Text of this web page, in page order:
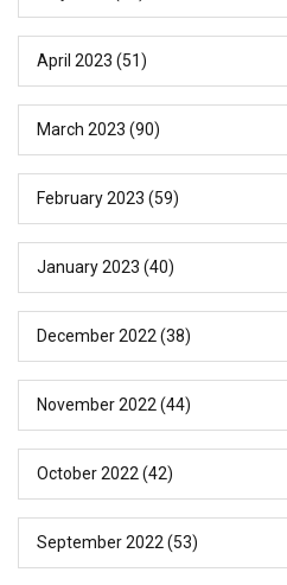
April 2023 (51)
March 2023 (90)
February 2023 (59)
January 2023 (40)
December 2022 (38)
November 2022 (44)
October 2022 (42)
September 2022 (53)